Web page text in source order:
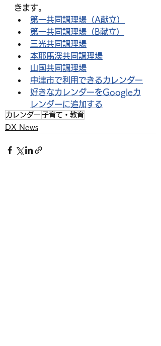
きます。
第一共同調理場（A献立）
第一共同調理場（B献立）
三光共同調理場
本耶馬渓共同調理場
山国共同調理場
中津市で利用できるカレンダー
好きなカレンダーをGoogleカ
レンダーに追加する
カレンダー 子育て・教育
DX News